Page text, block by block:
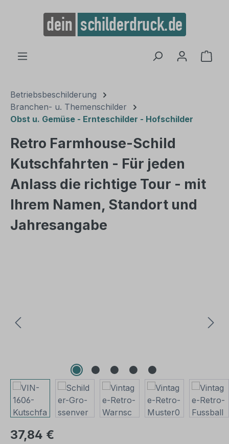
springen
Betriebsbeschilderung
Branchen- u. Themenschilder
Obst u. Gemüse - Ernteschilder - Hofschilder
Retro Farmhouse-Schild
Kutschfahrten - Für jeden
Anlass die richtige Tour - mit
Ihrem Namen, Standort und
Jahresangabe
37,84 €